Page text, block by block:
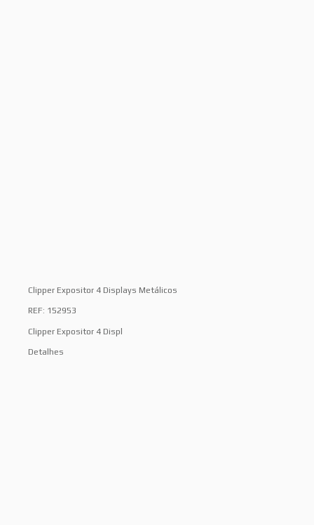
Clipper Expositor 4 Displays Metálicos
REF: 152953
Clipper Expositor 4 Displ
Detalhes